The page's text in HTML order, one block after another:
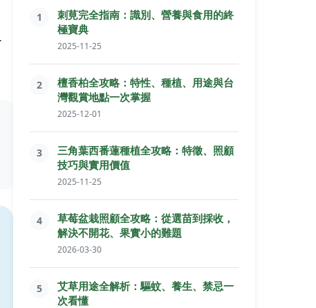
1
刺莧完全指南：識別、營養與食用的終
極寶典
2025-11-25
2
檀香柏全攻略：特性、種植、用途與台
灣觀賞地點一次掌握
2025-12-01
3
三角葉西番蓮種植全攻略：特徵、照顧
技巧與實用價值
2025-11-25
4
草莓盆栽照顧全攻略：從選苗到採收，
解決不開花、果實小的難題
2026-03-30
5
艾草用途全解析：驅蚊、養生、禁忌一
次看懂